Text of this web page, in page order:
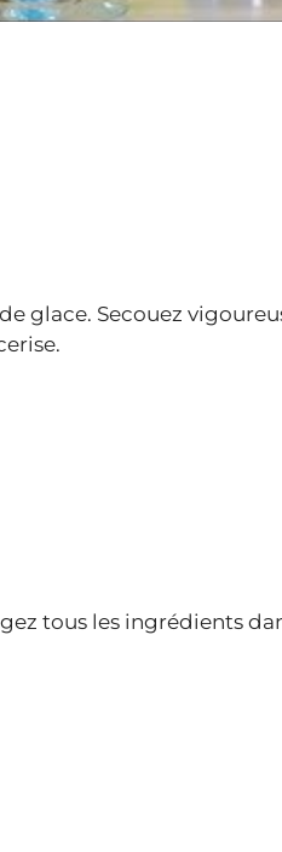
glace. Secouez
tous les ingrédients